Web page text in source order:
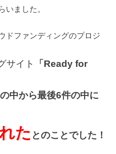
いました。
ドファンディングのプロジ
サイト
「Ready for
中から最後6件の中に
た とのことでした！